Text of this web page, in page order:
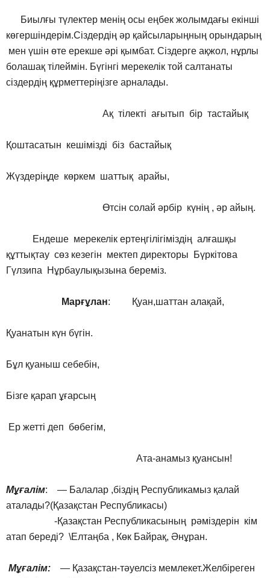
Биылғы түлектер менің осы еңбек жолымдағы екінші
көгершіндерім.Сіздердің әр қайсыларыңның орындарың
мен үшін өте ерекше әрі қымбат. Сіздерге ақжол, нұрлы
болашақ тілеймін. Бүгінгі мерекелік той салтанаты
сіздердің құрметтеріңізге арналады.
Ақ тілекті ағытып бір тастайық
Қоштасатын кешімізді біз бастайық
Жүздеріңде көркем шаттық арайы,
Өтсін солай әрбір күнің , әр айың.
Ендеше мерекелік ертеңгілігіміздің алғашқы
құттықтау сөз кезегін мектеп директоры Бүркітова
Гүлзипа Нұрбаулықызына береміз.
Марғұлан: Қуан,шаттан алақай,
Қуанатын күн бүгін.
Бұл қуаныш себебін,
Бізге қарап ұғарсың
Ер жетті деп бөбегім,
Ата-анамыз қуансын!
Мұғалім: — Балалар ,біздің Республикамыз қалай
аталады?(Қазақстан Республикасы)
-Қазақстан Республикасының рәміздерін кім
атап береді? \Елтаңба , Көк Байрақ, Әнұран.
Мұғалім:
— Қазақстан-тәуелсіз мемлекет.Желбіреген